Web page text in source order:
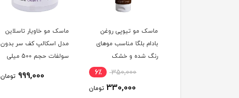
ماسک مو تیوپی روغن
بادام بلگا مناسب موهای
رنگ شده و خشک
350,000 6٪
330,000 تومان
ماسک مو خاویار تاسلاین
مدل اسکالپ کف سر بدون
سولفات حجم 500 میلی
999,000 تومان